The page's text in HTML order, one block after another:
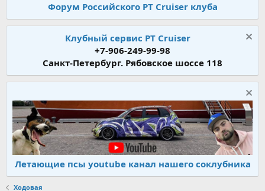
Форум Российского PT Cruiser клуба
Клубный сервис PT Cruiser
+7-906-249-99-98
Санкт-Петербург. Рябовское шоссе 118
Летающие псы youtube канал нашего соклубника
Ходовая